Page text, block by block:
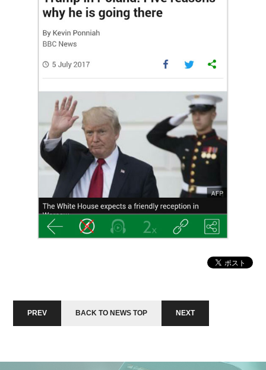
PREV BACK TO NEWS TOP NEXT